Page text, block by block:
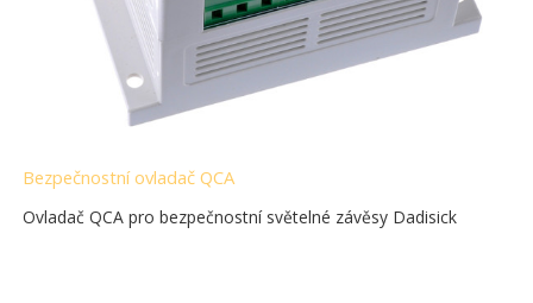
Bezpečnostní ovladač QCA
Ovladač QCA pro bezpečnostní světelné závěsy Dadisick